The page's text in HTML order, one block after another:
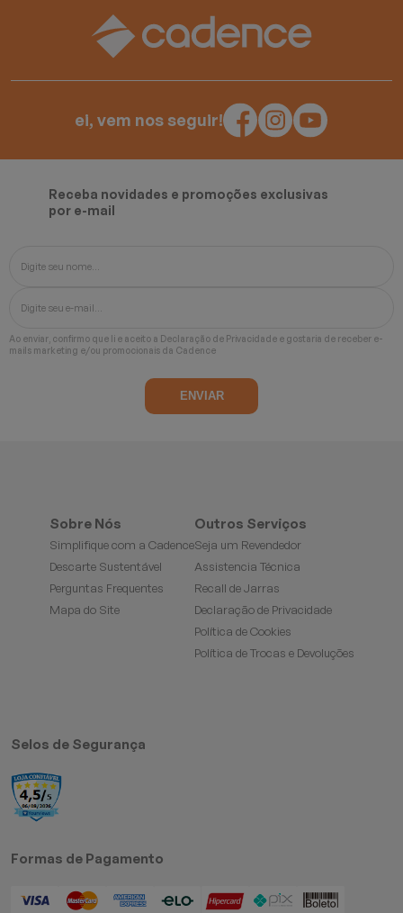
ei, vem nos seguir!
Receba novidades e promoções exclusivas
por e-mail
Ao enviar, confirmo que li e aceito a Declaração de Privacidade e gostaria de receber e-
mails marketing e/ou promocionais da Cadence
Sobre Nós
Simplifique com a Cadence
Descarte Sustentável
Perguntas Frequentes
Mapa do Site
Outros Serviços
Seja um Revendedor
Assistencia Técnica
Recall de Jarras
Declaração de Privacidade
Política de Cookies
Política de Trocas e Devoluções
Selos de Segurança
Formas de Pagamento